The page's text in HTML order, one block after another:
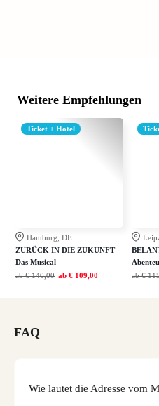
Weitere Empfehlungen
Ticket + Hotel
Hamburg, DE
ZURÜCK IN DIE ZUKUNFT -
Das Musical
ab € 140,00 ab € 109,00
ab €
FAQ
Wie lautet die Adresse vom